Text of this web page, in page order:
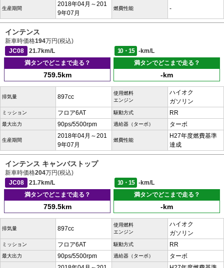
生産期間
2018年04月～201
9年07月
燃費性能 -
インテンス
新車時価格194万円(税込)
JC08
21.7km/L 10・15
-km/L
満タンでどこまで走る？
759.5km
満タンでどこまで走る？
-km
排気量 897cc
使用燃料
エンジン
ハイオク
ガソリン
ミッション フロア6AT 駆動方式 RR
最大出力 90ps/5500rpm 過給器（ターボ） ターボ
生産期間
2018年04月～201
9年07月
燃費性能
H27年度燃費基準
達成
インテンス キャンバストップ
新車時価格204万円(税込)
JC08
21.7km/L 10・15
-km/L
満タンでどこまで走る？
759.5km
満タンでどこまで走る？
-km
排気量 897cc
使用燃料
エンジン
ハイオク
ガソリン
ミッション フロア6AT 駆動方式 RR
最大出力 90ps/5500rpm 過給器（ターボ） ターボ